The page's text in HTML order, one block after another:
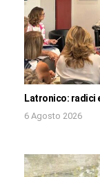
Latronico: radici
6 Agosto 2026